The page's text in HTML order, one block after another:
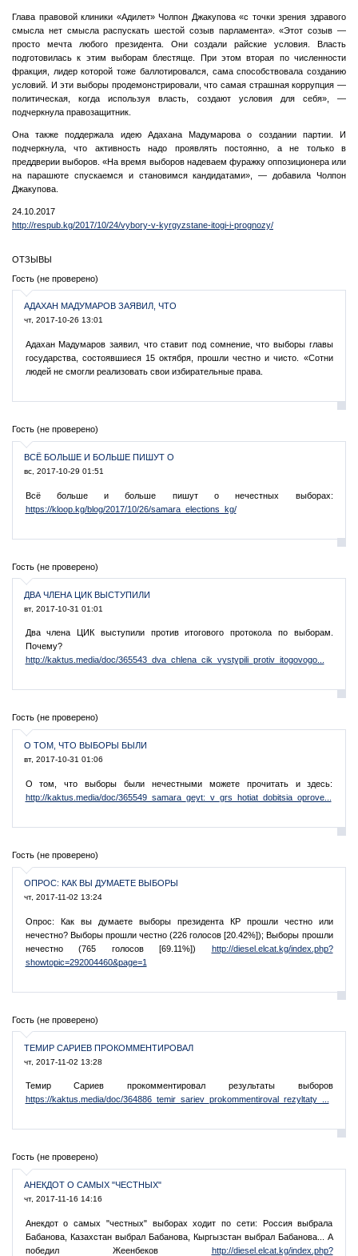
Глава правовой клиники «Адилет» Чолпон Джакупова «с точки зрения здравого
смысла нет смысла распускать шестой созыв парламента». «Этот созыв —
просто мечта любого президента. Они создали райские условия. Власть
подготовилась к этим выборам блестяще. При этом вторая по численности
фракция, лидер которой тоже баллотировался, сама способствовала созданию
условий. И эти выборы продемонстрировали, что самая страшная коррупция —
политическая, когда используя власть, создают условия для себя», —
подчеркнула правозащитник.
Она также поддержала идею Адахана Мадумарова о создании партии. И
подчеркнула, что активность надо проявлять постоянно, а не только в
преддверии выборов. «На время выборов надеваем фуражку оппозиционера или
на парашюте спускаемся и становимся кандидатами», — добавила Чолпон
Джакупова.
24.10.2017
http://respub.kg/2017/10/24/vybory-v-kyrgyzstane-itogi-i-prognozy/
ОТЗЫВЫ
Гость (не проверено)
АДАХАН МАДУМАРОВ ЗАЯВИЛ, ЧТО
чт, 2017-10-26 13:01
Адахан Мадумаров заявил, что ставит под сомнение, что выборы главы
государства, состоявшиеся 15 октября, прошли честно и чисто. «Сотни
людей не смогли реализовать свои избирательные права.
Гость (не проверено)
ВСЁ БОЛЬШЕ И БОЛЬШЕ ПИШУТ О
вс, 2017-10-29 01:51
Всё больше и больше пишут о нечестных выборах:
https://kloop.kg/blog/2017/10/26/samara_elections_kg/
Гость (не проверено)
ДВА ЧЛЕНА ЦИК ВЫСТУПИЛИ
вт, 2017-10-31 01:01
Два члена ЦИК выступили против итогового протокола по выборам.
Почему?
http://kaktus.media/doc/365543_dva_chlena_cik_vystypili_protiv_itogovogo...
Гость (не проверено)
О ТОМ, ЧТО ВЫБОРЫ БЫЛИ
вт, 2017-10-31 01:06
О том, что выборы были нечестными можете прочитать и здесь:
http://kaktus.media/doc/365549_samara_geyt:_v_grs_hotiat_dobitsia_oprove...
Гость (не проверено)
ОПРОС: КАК ВЫ ДУМАЕТЕ ВЫБОРЫ
чт, 2017-11-02 13:24
Опрос: Как вы думаете выборы президента КР прошли честно или
нечестно? Выборы прошли честно (226 голосов [20.42%]); Выборы прошли
нечестно (765 голосов [69.11%]) http://diesel.elcat.kg/index.php?
showtopic=292004460&page=1
Гость (не проверено)
ТЕМИР САРИЕВ ПРОКОММЕНТИРОВАЛ
чт, 2017-11-02 13:28
Темир Сариев прокомментировал результаты выборов
https://kaktus.media/doc/364886_temir_sariev_prokommentiroval_rezyltaty_...
Гость (не проверено)
АНЕКДОТ О САМЫХ "ЧЕСТНЫХ"
чт, 2017-11-16 14:16
Анекдот о самых "честных" выборах ходит по сети: Россия выбрала
Бабанова, Казахстан выбрал Бабанова, Кыргызстан выбрал Бабанова... А
победил Жеенбеков http://diesel.elcat.kg/index.php?